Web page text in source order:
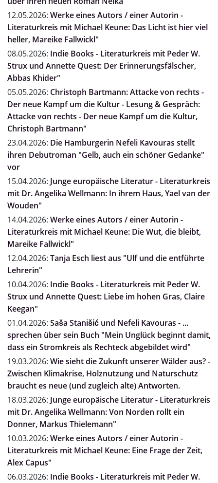
12.05.2026: Werke eines Autors / einer Autorin -
Literaturkreis mit Michael Keune: Das Licht ist hier viel
heller, Mareike Fallwickl"
08.05.2026: Indie Books - Literaturkreis mit Peder W.
Strux und Annette Quest: Der Erinnerungsfälscher,
Abbas Khider"
05.05.2026: Christoph Bartmann: Attacke von rechts -
Der neue Kampf um die Kultur - Lesung & Gespräch:
Attacke von rechts - Der neue Kampf um die Kultur,
Christoph Bartmann"
23.04.2026: Die Hamburgerin Nefeli Kavouras stellt
ihren Debutroman "Gelb, auch ein schöner Gedanke"
vor
15.04.2026: Junge europäische Literatur - Literaturkreis
mit Dr. Angelika Wellmann: In ihrem Haus, Yael van der
Wouden"
14.04.2026: Werke eines Autors / einer Autorin -
Literaturkreis mit Michael Keune: Die Wut, die bleibt,
Mareike Fallwickl"
12.04.2026: Tanja Esch liest aus "Ulf und die entführte
Lehrerin"
10.04.2026: Indie Books - Literaturkreis mit Peder W.
Strux und Annette Quest: Liebe im hohen Gras, Claire
Keegan"
01.04.2026: Saša Stanišić und Nefeli Kavouras - ...
sprechen über sein Buch "Mein Unglück beginnt damit,
dass ein Stromkreis als Rechteck abgebildet wird"
19.03.2026: Wie sieht die Zukunft unserer Wälder aus? -
Zwischen Klimakrise, Holznutzung und Naturschutz
braucht es neue (und zugleich alte) Antworten.
18.03.2026: Junge europäische Literatur - Literaturkreis
mit Dr. Angelika Wellmann: Von Norden rollt ein
Donner, Markus Thielemann"
10.03.2026: Werke eines Autors / einer Autorin -
Literaturkreis mit Michael Keune: Eine Frage der Zeit,
Alex Capus"
06.03.2026: Indie Books - Literaturkreis mit Peder W.